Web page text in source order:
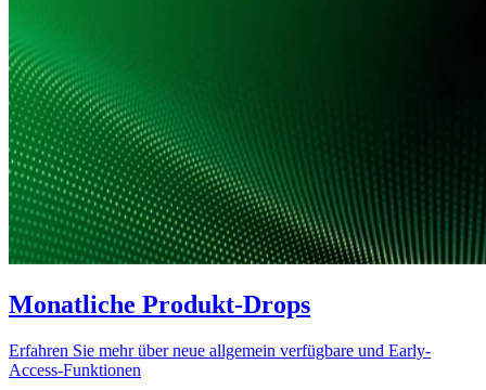
Monatliche Produkt-Drops
Erfahren Sie mehr über neue allgemein verfügbare und Early-
Access-Funktionen